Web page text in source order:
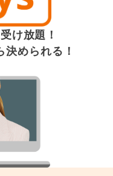
け放題！
決められる！